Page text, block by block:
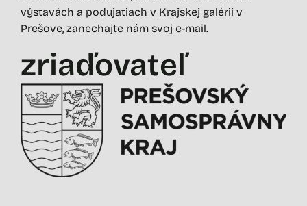
výstavách a podujatiach v Krajskej galérii v
Prešove, zanechajte nám svoj e-mail.
zriaďovateľ